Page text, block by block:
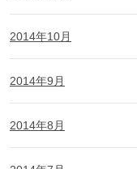
2014年10月
2014年9月
2014年8月